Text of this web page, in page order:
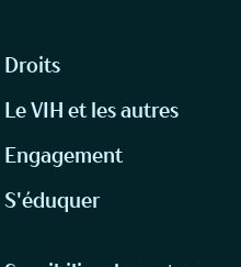
Droits
Le VIH et les autres
Engagement
S'éduquer